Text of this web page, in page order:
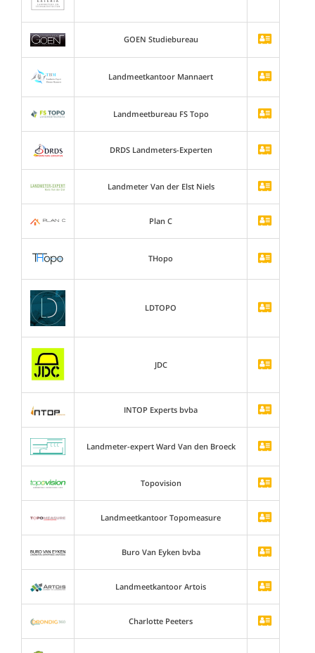
GOEN Studiebureau
Landmeetkantoor Mannaert
Landmeetbureau FS Topo
DRDS Landmeters-Experten
Landmeter Van der Elst Niels
Plan C
THopo
LDTOPO
JDC
INTOP Experts bvba
Landmeter-expert Ward Van den Broeck
Topovision
Landmeetkantoor Topomeasure
Buro Van Eyken bvba
Landmeetkantoor Artois
Charlotte Peeters